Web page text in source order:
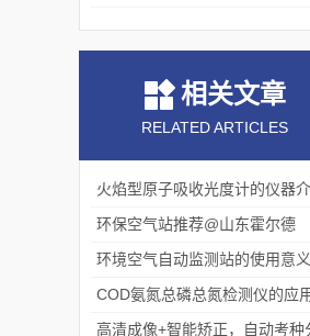
相关文章
RELATED ARTICLES
环保空气站推荐@山东霍尔德
环境空气自动监测站的使用意义